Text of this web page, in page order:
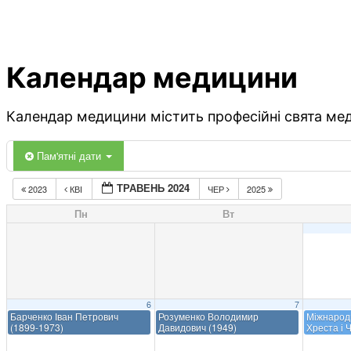
Календар медицини
Календар медицини містить професійні свята
Пам'ятні дати
2023 КВІ ТРАВЕНЬ 2024 ЧЕР 2025
Пн Вт
6
Барченко Іван Петрович
(1899-1973)
7
Розуменко Володимир
Давидович (1949)
Хреста і